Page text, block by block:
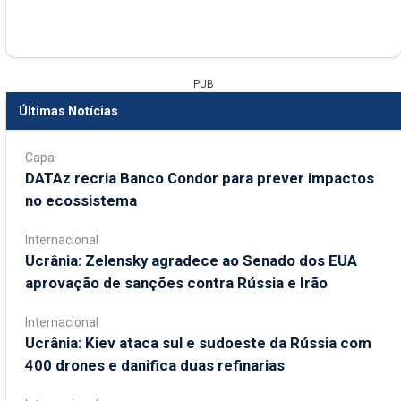
PUB
Últimas Notícias
Capa
DATAz recria Banco Condor para prever impactos
no ecossistema
Internacional
Ucrânia: Zelensky agradece ao Senado dos EUA
aprovação de sanções contra Rússia e Irão
Internacional
Ucrânia: Kiev ataca sul e sudoeste da Rússia com
400 drones e danifica duas refinarias